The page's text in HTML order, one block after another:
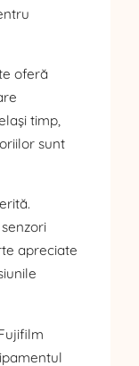
oferă
timp,
sunt
apreciate